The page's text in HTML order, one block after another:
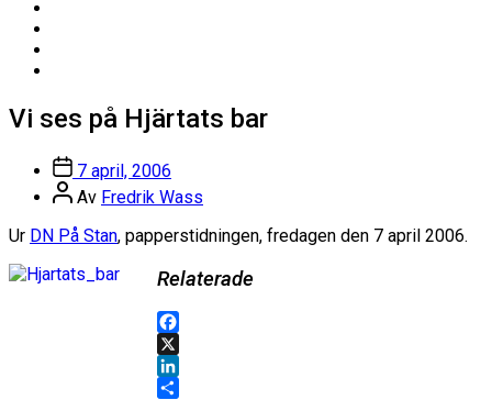
Vi ses på Hjärtats bar
Inläggsdatum
7 april, 2006
Inläggsförfattare
Av Fredrik Wass
Ur DN På Stan, papperstidningen, fredagen den 7 april 2006.
Relaterade
Facebook
X
LinkedIn